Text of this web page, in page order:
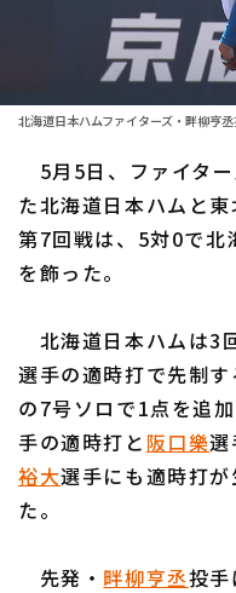
順位表･成績
1軍公式戦
ファーム東地区
ファーム中地区
交流戦
選手名鑑
北海道日本ハム
東北楽天ゴー
千葉ロッテマリ
オリックス・バ
福岡ソフトバン
北海道日本ハムファイターズ・畔柳亨
5月5日、ファイタ
た北海道日本ハムと
第7回戦は、5対0で北
を飾った。
北海道日本ハムは3
選手の適時打で先制
の7号ソロで1点を追
手の適時打と 阪口樂
裕大選手にも適時打
た。
先発・ 畔柳亨丞投